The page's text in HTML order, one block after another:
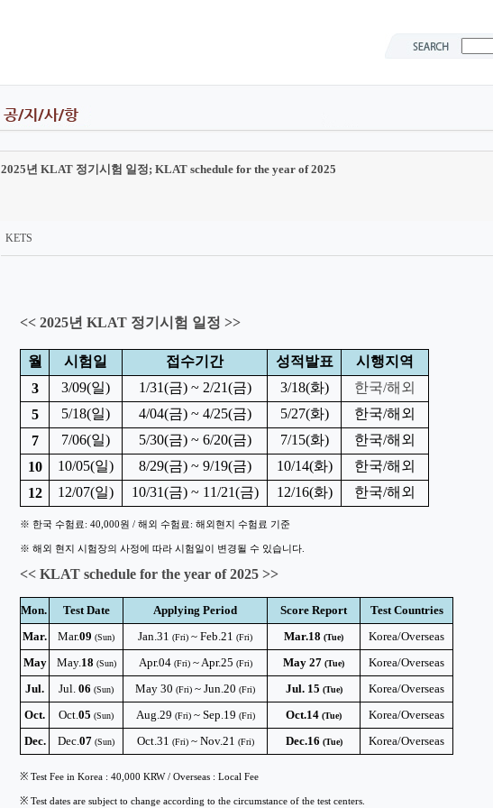
2025년 KLAT 정기시험 일정; KLAT schedule for the year of 2025
KETS